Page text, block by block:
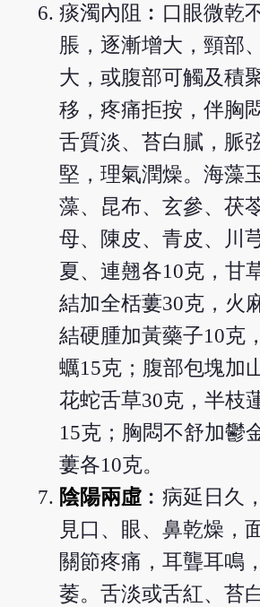
痰濁內阻︰口眼微乾
脹，逐漸增大，頸部
大，或腹部可觸及積
移，疼痛拒按，伴胸
舌質淡、苔白膩，脈
堅，理氣潤燥。海藻
藻、昆布、玄參、茯
母、陳皮、青皮、川
夏、連翹各10克，甘
結加全栝蔞30克，火
結硬腫加黃藥子10克
蠣15克；腹部包塊加
花蛇舌草30克，半枝
15克；胸悶不舒加鬱
蔞各10克。
陰陽兩虛 ︰病延日久
見口、眼、鼻乾燥，
關節疼痛，耳聾耳鳴
萎。舌淡或舌紅、苔